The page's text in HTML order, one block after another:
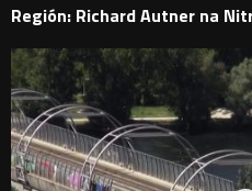
Región: Richard Autner na